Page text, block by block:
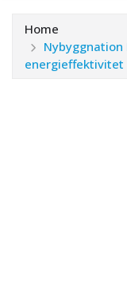
Home
energieffektivitet